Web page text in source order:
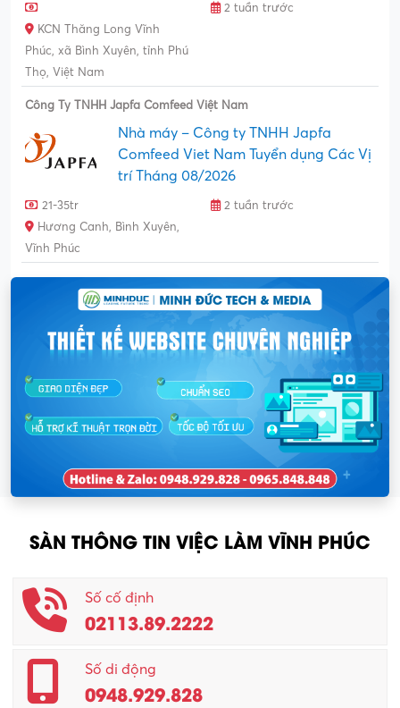
2 tuần trước
KCN Thăng Long Vĩnh
Phúc, xã Bình Xuyên, tỉnh Phú
Thọ, Việt Nam
Công Ty TNHH Japfa Comfeed Việt Nam
Nhà máy – Công ty TNHH Japfa
Comfeed Viet Nam Tuyển dụng Các Vị
trí Tháng 08/2026
21-35tr
2 tuần trước
Hương Canh, Bình Xuyên,
Vĩnh Phúc
SÀN THÔNG TIN VIỆC LÀM VĨNH PHÚC
Số cố định
02113.89.2222
Số di động
0948.929.828